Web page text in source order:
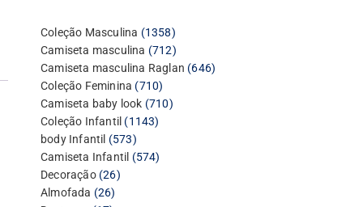
Coleção Masculina 13581358
produtos
Camiseta masculina 712712
produtos
Camiseta masculina Raglan 646646
Coleção Feminina 710710
produtos
Camiseta baby look 710710
Coleção Infantil 11431143
body Infantil 573573
produtos
Camiseta Infantil 574574
Decoração 2626
Almofada 2626